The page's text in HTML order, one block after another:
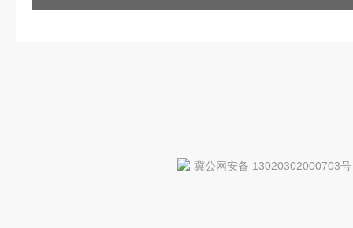
冀公网安备 13020302000703号